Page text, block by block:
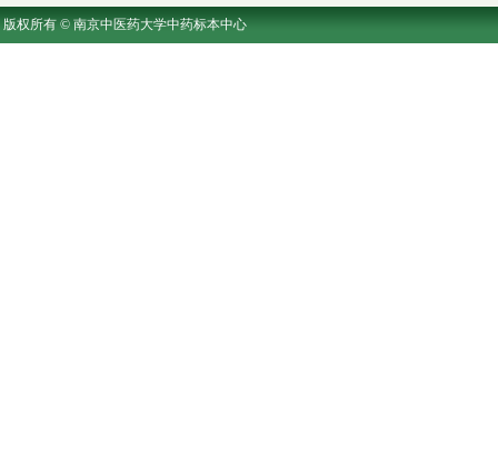
版权所有 © 南京中医药大学中药标本中心